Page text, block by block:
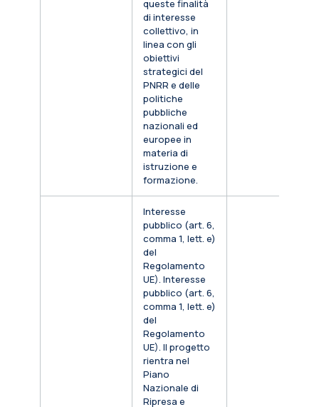
queste finalità
di interesse
collettivo, in
linea con gli
obiettivi
strategici del
PNRR e delle
politiche
pubbliche
nazionali ed
europee in
materia di
istruzione e
formazione.
Interesse
pubblico (art. 6,
comma 1, lett. e)
del
Regolamento
UE). Interesse
pubblico (art. 6,
comma 1, lett. e)
del
Regolamento
UE). Il progetto
rientra nel
Piano
Nazionale di
Ripresa e